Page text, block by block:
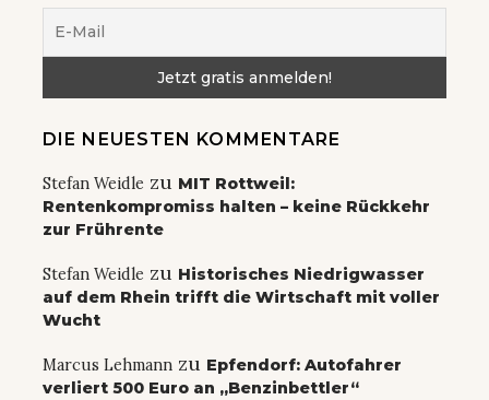
DIE NEUESTEN KOMMENTARE
Stefan Weidle zu MIT Rottweil:
Rentenkompromiss halten – keine Rückkehr
zur Frührente
Stefan Weidle zu Historisches Niedrigwasser
auf dem Rhein trifft die Wirtschaft mit voller
Wucht
Marcus Lehmann zu Epfendorf: Autofahrer
verliert 500 Euro an „Benzinbettler“